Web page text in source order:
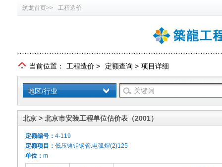
筑龙首页>> 工程造价
当前位置： 工程造价 > 定额查询 > 项目详细
地区/行业
北京 > 北京市安装工程单位估价表（2001）
定额编号： 4-119
定额项目： 低压铬钼钢管.电弧焊(2)125
单位： m